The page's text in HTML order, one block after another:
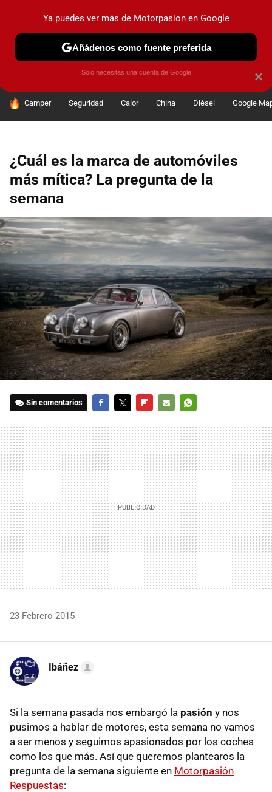
PRUEBAS COCHES ELÉCTRICOS OBSERVATORIO
HOY SE HABLA DE
Camper Seguridad Calor China Diésel Google
¿Cuál es la marca de automóviles
más mítica? La pregunta de la
semana
Sin comentarios
MAIL
23 Febrero 2015
Ibáñez
Si la semana pasada nos embargó la pasión y nos
pusimos a hablar de motores, esta semana no vamos
a ser menos y seguimos apasionados por los coches
como los que más. Así que queremos plantearos la
pregunta de la semana siguiente en Motorpasión
Respuestas:
×
Ya puedes ver más de Motorpasion en Google
Añádenos como fuente preferida
Solo necesitas una cuenta de Google